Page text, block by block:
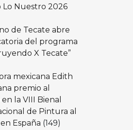
Lo Nuestro 2026
de Tecate abre
del programa
X Tecate”
mexicana Edith
premio al
la VIII Bienal
de Pintura al
España (149)